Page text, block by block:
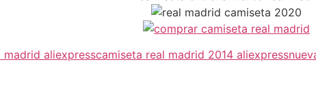
aliexpresscamiseta real madrid 2014 aliexpress